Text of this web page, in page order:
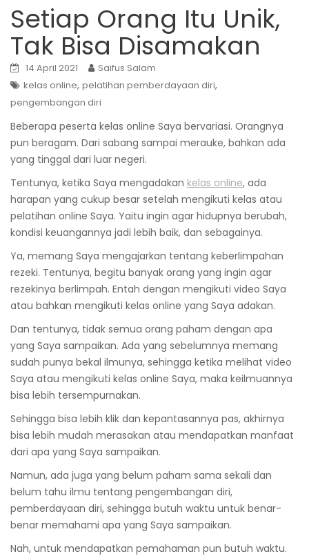
Setiap Orang Itu Unik,
Tak Bisa Disamakan
14 April 2021
Saifus Salam
kelas online, pelatihan pemberdayaan diri,
pengembangan diri
Beberapa peserta kelas online Saya bervariasi. Orangnya
pun beragam. Dari sabang sampai merauke, bahkan ada
yang tinggal dari luar negeri.
Tentunya, ketika Saya mengadakan kelas online, ada
harapan yang cukup besar setelah mengikuti kelas atau
pelatihan online Saya. Yaitu ingin agar hidupnya berubah,
kondisi keuangannya jadi lebih baik, dan sebagainya.
Ya, memang Saya mengajarkan tentang keberlimpahan
rezeki. Tentunya, begitu banyak orang yang ingin agar
rezekinya berlimpah. Entah dengan mengikuti video Saya
atau bahkan mengikuti kelas online yang Saya adakan.
Dan tentunya, tidak semua orang paham dengan apa
yang Saya sampaikan. Ada yang sebelumnya memang
sudah punya bekal ilmunya, sehingga ketika melihat video
Saya atau mengikuti kelas online Saya, maka keilmuannya
bisa lebih tersempurnakan.
Sehingga bisa lebih klik dan kepantasannya pas, akhirnya
bisa lebih mudah merasakan atau mendapatkan manfaat
dari apa yang Saya sampaikan.
Namun, ada juga yang belum paham sama sekali dan
belum tahu ilmu tentang pengembangan diri,
pemberdayaan diri, sehingga butuh waktu untuk benar-
benar memahami apa yang Saya sampaikan.
Nah, untuk mendapatkan pemahaman pun butuh waktu.